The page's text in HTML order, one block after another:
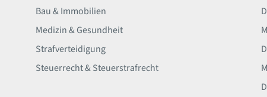
Bau & Immobilien
Medizin & Gesundheit
Strafverteidigung
Steuerrecht & Steuerstrafrecht